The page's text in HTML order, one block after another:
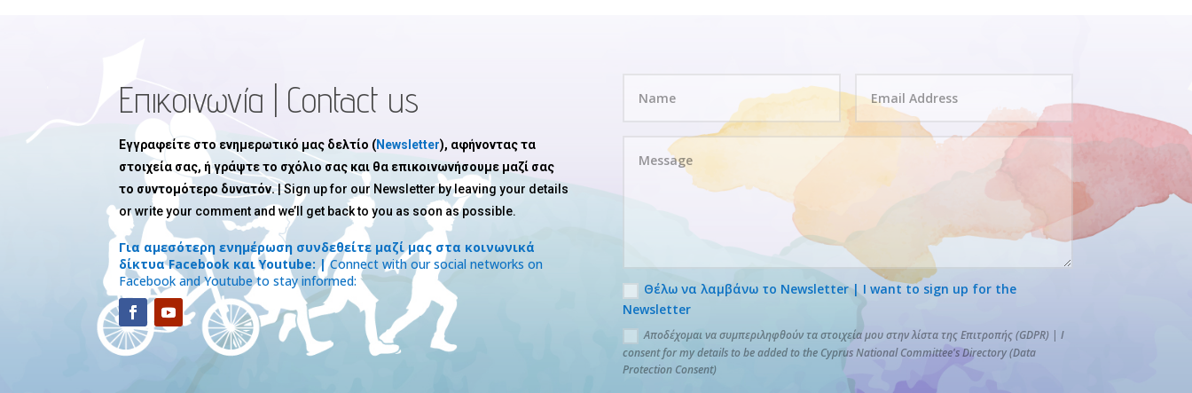
Επικοινωνία | Contact us
Εγγραφείτε στο ενημερωτικό μας δελτίο (Newsletter), αφήνοντας τα
στοιχεία σας, ή γράψτε το σχόλιο σας και θα επικοινωνήσουμε μαζί σας
το συντομότερο δυνατόν.| Sign up for our Newsletter by leaving your details
or write your comment and we’ll get back to you as soon as possible.
Για αμεσότερη ενημέρωση συνδεθείτε μαζί μας στα κοινωνικά
δίκτυα Facebook και Youtube: |Connect with our social networks on
Facebook and Youtube to stay informed:
Θέλω να λαμβάνω το Newsletter | I want to sign up for the
Newsletter
Αποδέχομαι να συμπεριληφθούν τα στοιχεία μου στην λίστα της Επιτροπής (GDPR) | I
consent for my details to be added to the Cyprus National Committee's Directory (Data
Protection Consent)